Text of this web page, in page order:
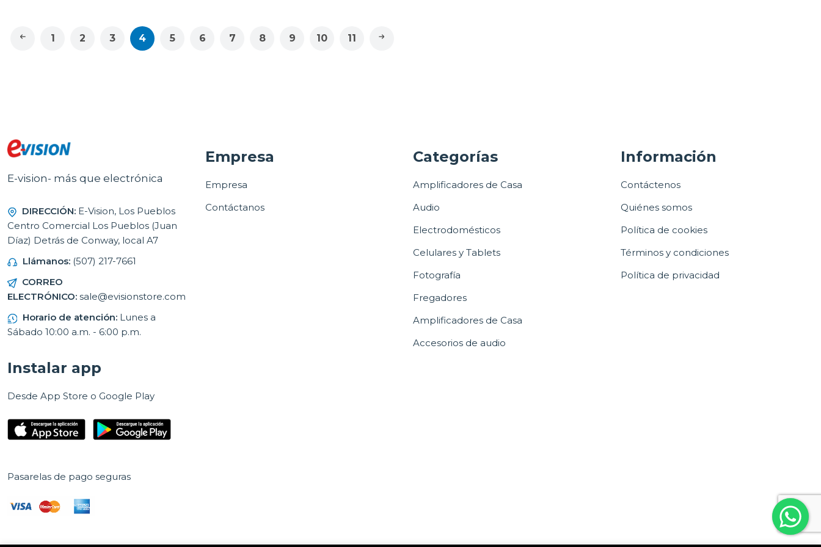
1 2 3 4 5 6 7 8 9 10 11
E-vision- más que electrónica
DIRECCIÓN: E-Vision, Los Pueblos
Centro Comercial Los Pueblos (Juan
Díaz) Detrás de Conway, local A7
Llámanos: (507) 217-7661
CORREO
ELECTRÓNICO: sale@evisionstore.com
Horario de atención: Lunes a
Sábado 10:00 a.m. - 6:00 p.m.
Empresa
Empresa
Contáctanos
Categorías
Amplificadores de Casa
Audio
Electrodomésticos
Celulares y Tablets
Fotografía
Fregadores
Amplificadores de Casa
Accesorios de audio
Información
Contáctenos
Quiénes somos
Política de cookies
Términos y condiciones
Política de privacidad
Instalar app
Desde App Store o Google Play
Pasarelas de pago seguras